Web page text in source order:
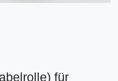
für